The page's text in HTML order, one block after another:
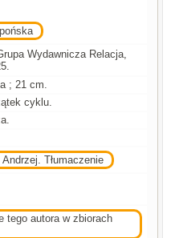
Wydawnicza Relacja,
; 21 cm.
cyklu.
Tłumaczenie
tego autora w zbiorach